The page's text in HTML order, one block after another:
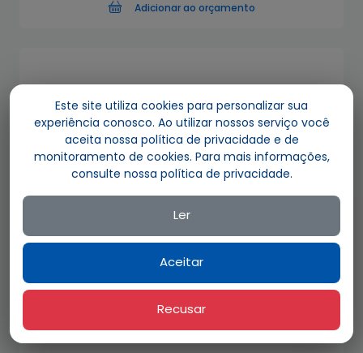
Adicionar ao orçamento
Este site utiliza cookies para personalizar sua
experiência conosco. Ao utilizar nossos serviço você
aceita nossa política de privacidade e de
monitoramento de cookies. Para mais informações,
consulte nossa política de privacidade.
Ler
Aceitar
Recusar